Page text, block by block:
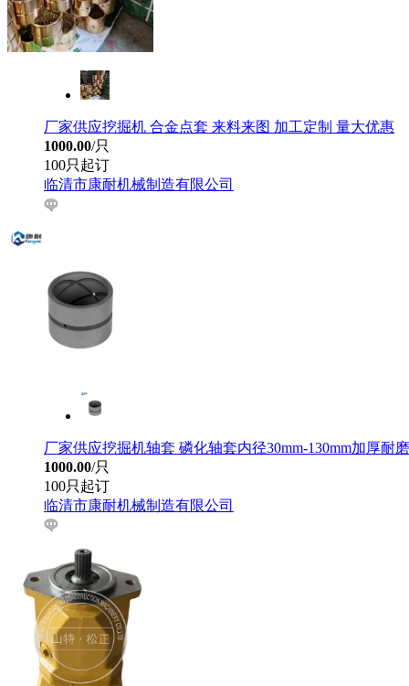
厂家供应挖掘机 合金点套 来料来图 加工定制 量大优惠
1000.00/只
100只起订
临清市康耐机械制造有限公司
厂家供应挖掘机轴套 磷化轴套内径30mm-130mm加厚耐
1000.00/只
100只起订
临清市康耐机械制造有限公司